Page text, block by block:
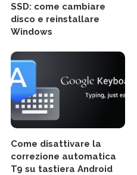
SSD: come cambiare
disco e reinstallare
Windows
Come disattivare la
correzione automatica
T9 su tastiera Android